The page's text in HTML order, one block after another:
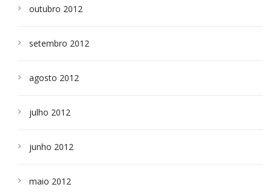
outubro 2012
setembro 2012
agosto 2012
julho 2012
junho 2012
maio 2012